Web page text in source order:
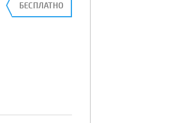
БЕСПЛАТНО